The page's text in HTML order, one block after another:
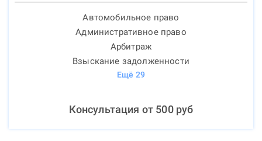
Автомобильное право
Административное право
Арбитраж
Взыскание задолженности
Ещё 29
Консультация от 500руб